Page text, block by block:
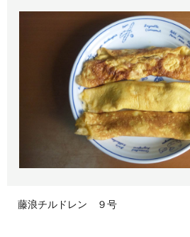
藤浪チルドレン ９号